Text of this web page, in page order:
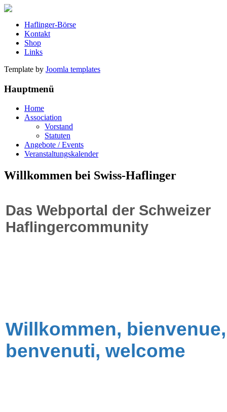
Haflinger-Börse
Kontakt
Shop
Links
Template by Joomla templates
Hauptmenü
Home
Association
Vorstand
Statuten
Angebote / Events
Veranstaltungskalender
Willkommen bei Swiss-Haflinger
Das Webportal der Schweizer
Haflingercommunity
Willkommen, bienvenue,
benvenuti, welcome